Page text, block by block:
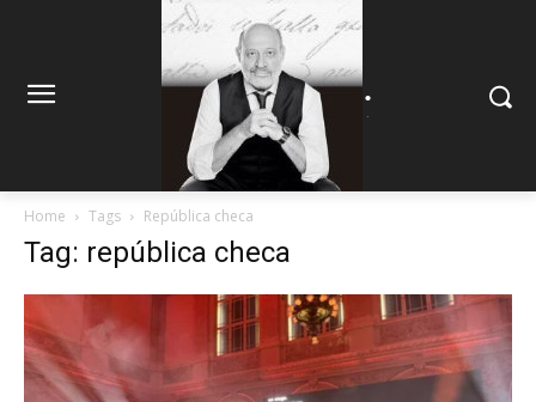
.
Home Tags República checa
Tag: república checa